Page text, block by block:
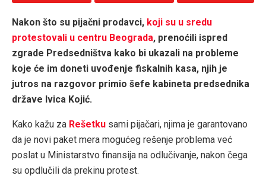
Nakon što su pijačni prodavci, koji su u sredu
protestovali u centru Beograda, prenoćili ispred
zgrade Predsedništva kako bi ukazali na probleme
koje će im doneti uvođenje fiskalnih kasa, njih je
jutros na razgovor primio šefe kabineta predsednika
države Ivica Kojić.
Kako kažu za Rešetku sami pijačari, njima je garantovano
da je novi paket mera mogućeg rešenje problema već
poslat u Ministarstvo finansija na odlučivanje, nakon čega
su opdlučili da prekinu protest.